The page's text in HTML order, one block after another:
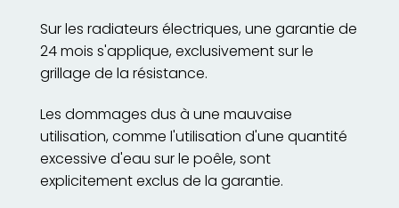
Sur les radiateurs électriques, une garantie de
24 mois s'applique, exclusivement sur le
grillage de la résistance.
Les dommages dus à une mauvaise
utilisation, comme l'utilisation d'une quantité
excessive d'eau sur le poêle, sont
explicitement exclus de la garantie.